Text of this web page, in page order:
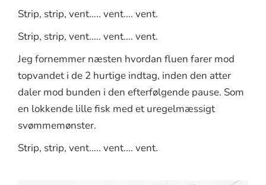
Strip, strip, vent….. vent…. vent.
Strip, strip, vent….. vent…. vent.
Jeg fornemmer næsten hvordan fluen farer mod
topvandet i de 2 hurtige indtag, inden den atter
daler mod bunden i den efterfølgende pause. Som
en lokkende lille fisk med et uregelmæssigt
svømmemønster.
Strip, strip, vent….. vent…. vent.